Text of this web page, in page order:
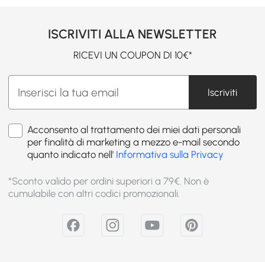
ISCRIVITI ALLA NEWSLETTER
RICEVI UN COUPON DI 10€*
Iscriviti
Acconsento al trattamento dei miei dati personali
per finalità di marketing a mezzo e-mail secondo
quanto indicato nell' Informativa sulla Privacy
*Sconto valido per ordini superiori a 79€. Non è
cumulabile con altri codici promozionali.